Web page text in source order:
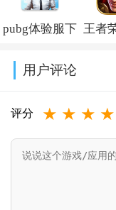
载安装
v3.8.25.293531
pubg体验服下 王者
用户评论
评分 ★ ★ ★ ★